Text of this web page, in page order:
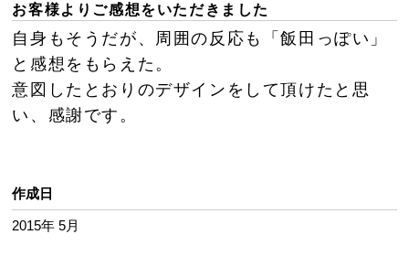
お客様よりご感想をいただきました
自身もそうだが、周囲の反応も「飯田っぽい」
と感想をもらえた。
意図したとおりのデザインをして頂けたと思
い、感謝です。
作成日
2015年 5月